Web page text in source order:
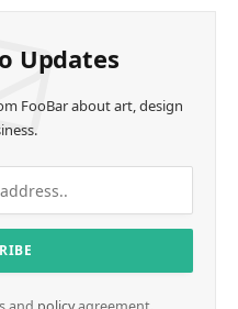
Updates
FooBar about art, design